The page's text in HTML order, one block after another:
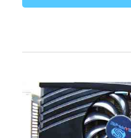
Jetway
KFA2
Leadtek